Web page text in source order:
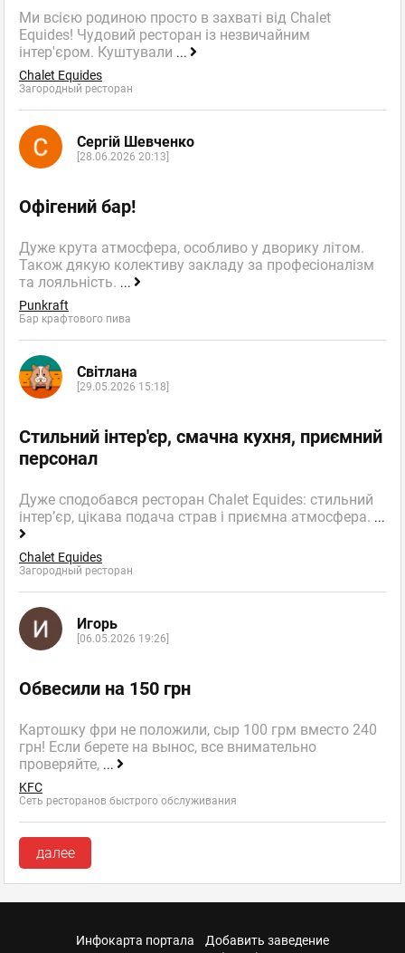
Ми всією родиною просто в захваті від Chalet
Equides! Чудовий ресторан із незвичайним
інтер'єром. Куштували ...
Chalet Equides
Загородный ресторан
Сергій Шевченко
[28.06.2026 20:13]
Офігений бар!
Дуже крута атмосфера, особливо у дворику літом.
Також дякую колективу закладу за професіоналізм
та лояльність. ...
Punkraft
Бар крафтового пива
Світлана
[29.05.2026 15:18]
Стильний інтер'єр, смачна кухня, приємний
персонал
Дуже сподобався ресторан Chalet Equides: стильний
інтер’єр, цікава подача страв і приємна атмосфера. ...
Chalet Equides
Загородный ресторан
Игорь
[06.05.2026 19:26]
Обвесили на 150 грн
Картошку фри не положили, сыр 100 грм вместо 240
грн! Если берете на вынос, все внимательно
проверяйте, ...
KFC
Сеть ресторанов быстрого обслуживания
далее
Инфокарта портала
Добавить заведение